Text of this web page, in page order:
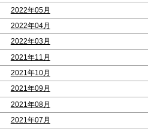
2022年05月
2022年04月
2022年03月
2021年11月
2021年10月
2021年09月
2021年08月
2021年07月